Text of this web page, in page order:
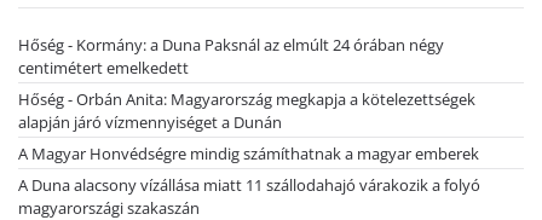
Hőség - Kormány: a Duna Paksnál az elmúlt 24 órában négy
centimétert emelkedett
Hőség - Orbán Anita: Magyarország megkapja a kötelezettségek
alapján járó vízmennyiséget a Dunán
A Magyar Honvédségre mindig számíthatnak a magyar emberek
A Duna alacsony vízállása miatt 11 szállodahajó várakozik a folyó
magyarországi szakaszán